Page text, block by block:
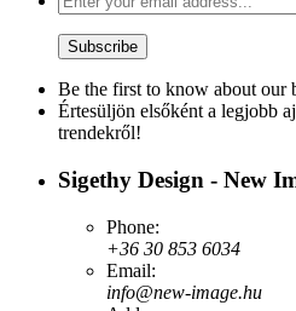
Be the first to know about our
Értesüljön elsőként a legjobb
trendekről!
Sigethy Design - New
Phone:
+36 30 853 6034
Email:
info@new-image.hu